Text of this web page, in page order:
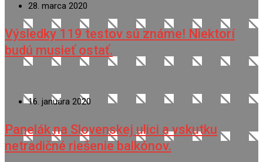
28. marca 2020
Výsledky 119 testov sú známe! Niektorí
budú musieť ostať.
16. januára 2020
Panelák na Slovenskej ulici a vskutku
netradičné riešenie balkónov.